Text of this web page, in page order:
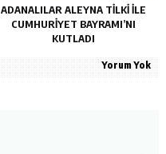
ADANALILAR ALEYNA TİLKİ İLE
CUMHURİYET BAYRAMI’NI
KUTLADI
Yorum Yok